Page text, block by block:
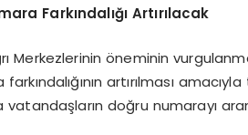
Farkındalığı Artırılacak
Merkezlerinin öneminin
artırılması
vatandaşların doğru numarayı